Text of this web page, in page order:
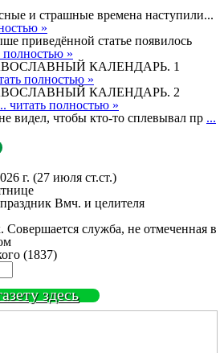
и страшные времена наступили...
»
приведённой статье появилось
полностью »
КАЛЕНДАРЬ. 1
полностью »
КАЛЕНДАРЬ. 2
читать полностью »
видел, чтобы кто-то сплевывал пр ...
г. (27 июля ст.ст.)
Вмч. и целителя
(1837)
здесь